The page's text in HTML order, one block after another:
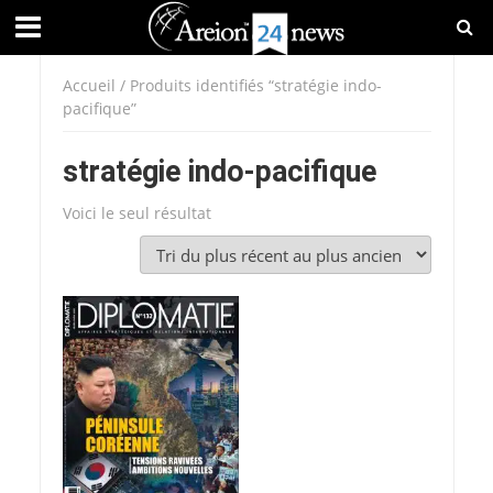
Accueil / Produits identifiés “stratégie indo-
pacifique”
stratégie indo-pacifique
Voici le seul résultat